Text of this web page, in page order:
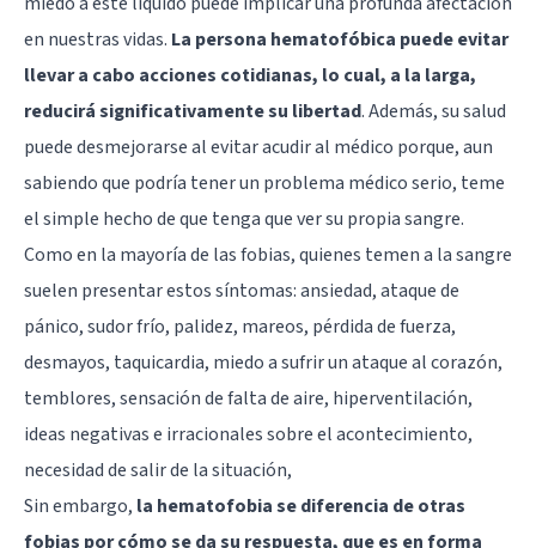
en nuestras vidas. La persona hematofóbica puede evitar
llevar a cabo acciones cotidianas, lo cual, a la larga,
reducirá significativamente su libertad. Además, su salud
puede desmejorarse al evitar acudir al médico porque, aun
sabiendo que podría tener un problema médico serio, teme
el simple hecho de que tenga que ver su propia sangre.
Como en la mayoría de las fobias, quienes temen a la sangre
suelen presentar estos síntomas: ansiedad, ataque de
pánico, sudor frío, palidez, mareos, pérdida de fuerza,
desmayos, taquicardia, miedo a sufrir un ataque al corazón,
temblores, sensación de falta de aire, hiperventilación,
ideas negativas e irracionales sobre el acontecimiento,
necesidad de salir de la situación,
Sin embargo, la hematofobia se diferencia de otras
fobias por cómo se da su respuesta, que es en forma